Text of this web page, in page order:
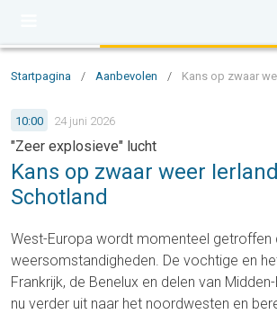
Startpagina / Aanbevolen / Kans op zwaar
10:00 24 juni 2026
"Zeer explosieve" lucht
Kans op zwaar weer
Schotland
West-Europa wordt momenteel getroffen
weersomstandigheden. De vochtige en
Frankrijk, de Benelux en delen van
nu verder uit naar het noordwesten en